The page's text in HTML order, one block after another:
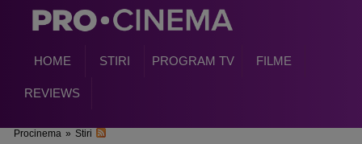
HOME STIRI PROGRAM TV FILME
REVIEWS
Procinema » Stiri